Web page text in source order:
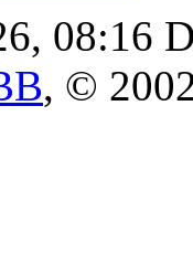
08:16
, ©